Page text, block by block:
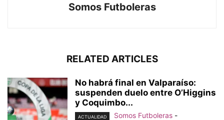
Somos Futboleras
RELATED ARTICLES
No habrá final en Valparaíso:
suspenden duelo entre O’Higgins
y Coquimbo...
ACTUALIDAD Somos Futboleras -